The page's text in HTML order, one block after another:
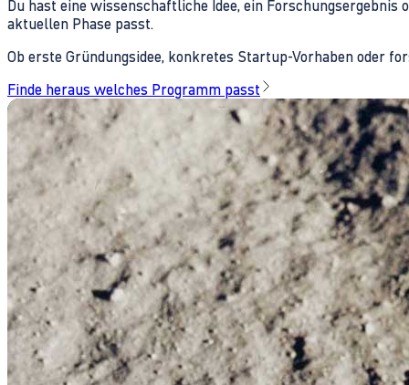
Du hast eine wissenschaftliche Idee, ein
aktuellen Phase passt.
Ob erste Gründungsidee, konkretes Startup-Vorhaben oder
Finde heraus welches Programm passt